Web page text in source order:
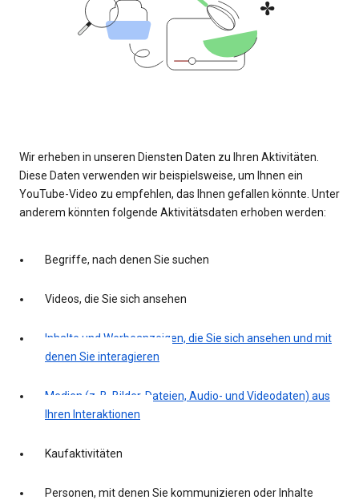
Wir erheben in unseren Diensten Daten zu Ihren Aktivitäten.
Diese Daten verwenden wir beispielsweise, um Ihnen ein
YouTube-Video zu empfehlen, das Ihnen gefallen könnte. Unter
anderem könnten folgende Aktivitätsdaten erhoben werden:
Begriffe, nach denen Sie suchen
Videos, die Sie sich ansehen
Inhalte und Werbeanzeigen, die Sie sich ansehen und mit
denen Sie interagieren
Medien (z. B. Bilder, Dateien, Audio- und Videodaten) aus
Ihren Interaktionen
Kaufaktivitäten
Personen, mit denen Sie kommunizieren oder Inhalte